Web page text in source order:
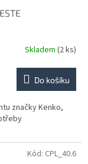
Skladem (2 ks)
Do košíku
značky Kenko,
Kód: CPL_40.6